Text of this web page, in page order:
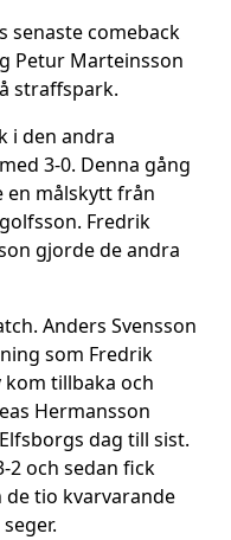
senaste comeback
Petur Marteinsson
straffspark.
i den andra
3-0. Denna gång
en målskytt från
Fredrik
gjorde de andra
Anders Svensson
som Fredrik
tillbaka och
Hermansson
dag till sist.
2 och sedan fick
tio kvarvarande